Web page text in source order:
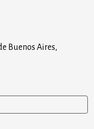
Buenos Aires,